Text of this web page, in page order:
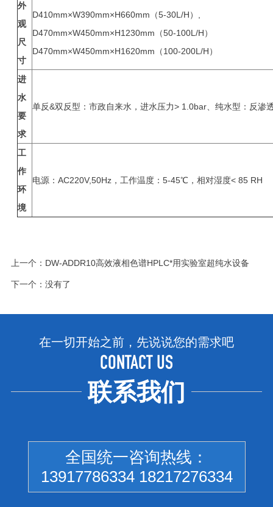
外
观
尺
寸
D410mm×W390mm×H660mm（5-30L/H）,
D470mm×W450mm×H1230mm（50-100L/H）
D470mm×W450mm×H1620mm（100-200L/H）
进
水
要
求
单反&双反型：市政自来水，进水压力> 1.0bar、纯水型：反渗
工
作
环
境
电源：AC220V,50Hz，工作温度：5-45℃，相对湿度< 85 RH
上一个： DW-ADDR10高效液相色谱HPLC*用实验室超纯水设备
下一个：没有了
在一切开始之前，先说说您的需求吧
CONTACT US
联系我们
全国统一咨询热线：
13917786334 18217276334